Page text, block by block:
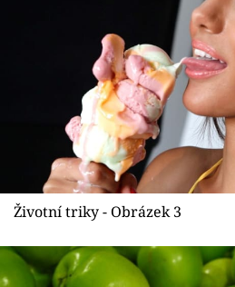
Životní triky - Obrázek 3